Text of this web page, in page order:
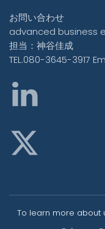
お問い合わせ
advanced business
担当：神谷佳成
TEL.080-3645-3917
To learn more about